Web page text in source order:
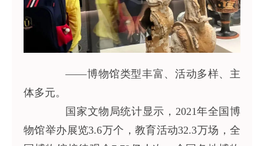
——博物馆类型丰富、活动多样、主
体多元。
国家文物局统计显示，2021年全国博
物馆举办展览3.6万个，教育活动32.3万场，全